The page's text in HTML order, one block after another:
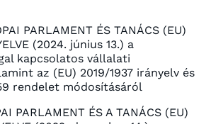
PARLAMENT ÉS TANÁCS (EU)
(2024. június 13.) a
kapcsolatos vállalati
az (EU) 2019/1937 irányelv és
rendelet módosításáról
PARLAMENT ÉS A TANÁCS (EU)